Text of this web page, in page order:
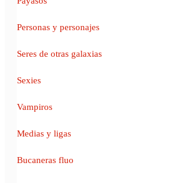
Personas y personajes
Seres de otras galaxias
Sexies
Vampiros
Medias y ligas
Bucaneras fluo